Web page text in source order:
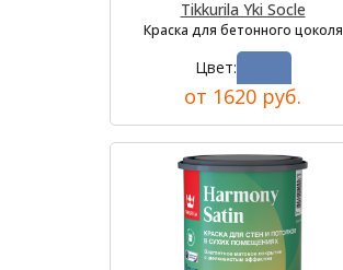
Tikkurila Yki Socle
Краска для бетонного цоколя
Цвет:
от 1620 руб.